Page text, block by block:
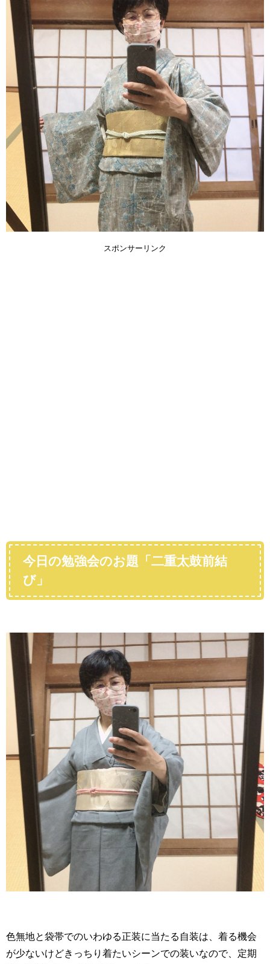
スポンサーリンク
今日の勉強会のお題「二重太鼓前結
び」
色無地と袋帯でのいわゆる正装に当たる自装は、着る機会
が少ないけどきっちり着たいシーンでの装いなので、定期